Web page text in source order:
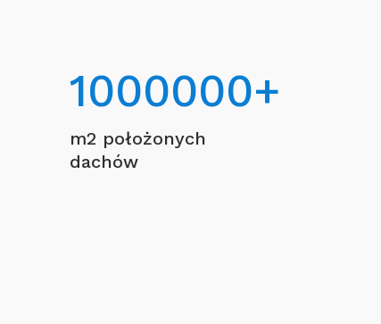
1000000+
m2 położonych
dachów